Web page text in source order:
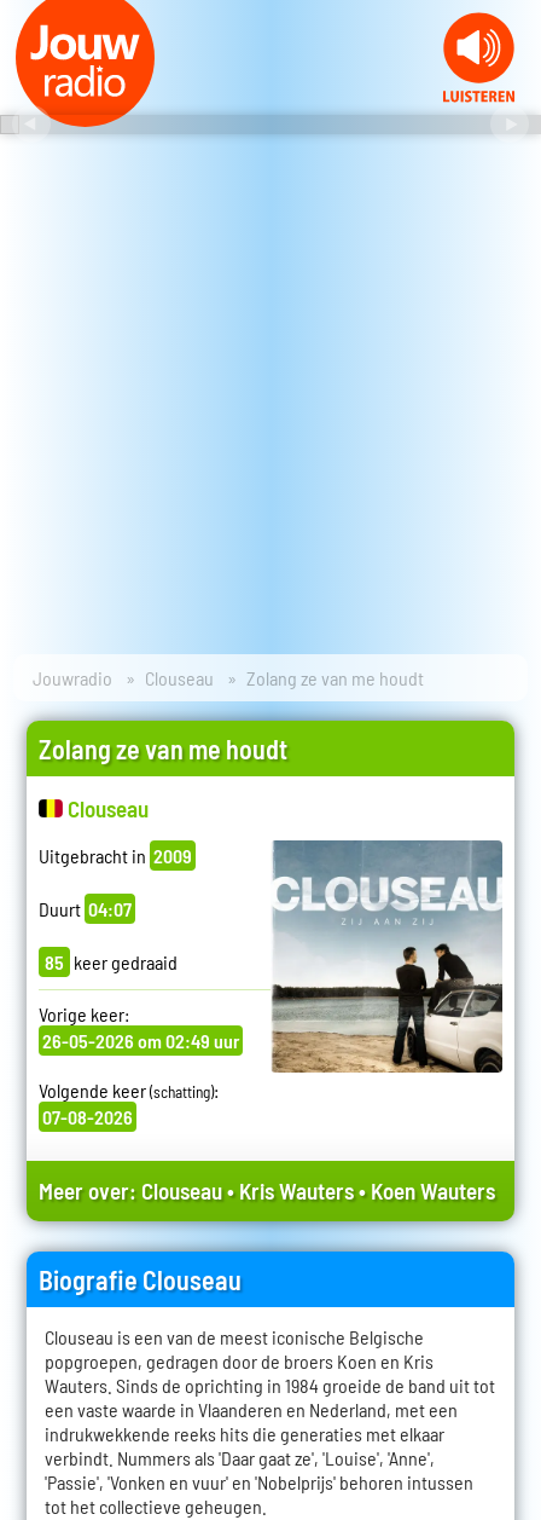
Jouwradio Clouseau Zolang ze van me houdt
Zolang ze van me houdt
Clouseau
Uitgebracht in 2009
Duurt 04:07
85 keer gedraaid
Vorige keer:
26-05-2026 om 02:49 uur
Volgende keer(schatting):
07-08-2026
Meer over: Clouseau•Kris Wauters•Koen Wauters
Biografie Clouseau
Clouseau is een van de meest iconische Belgische
popgroepen, gedragen door de broers Koen en Kris
Wauters. Sinds de oprichting in 1984 groeide de band uit tot
een vaste waarde in Vlaanderen en Nederland, met een
indrukwekkende reeks hits die generaties met elkaar
verbindt. Nummers als 'Daar gaat ze', 'Louise', 'Anne',
'Passie', 'Vonken en vuur' en 'Nobelprijs' behoren intussen
tot het collectieve geheugen.